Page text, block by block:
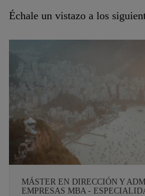
Échale un vistazo a los
MÁSTER EN DIRECCIÓN Y
EMPRESAS MBA -